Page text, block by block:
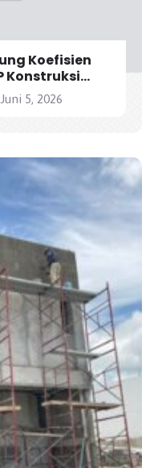
Koefisien
Konstruksi
Juni 5, 2026